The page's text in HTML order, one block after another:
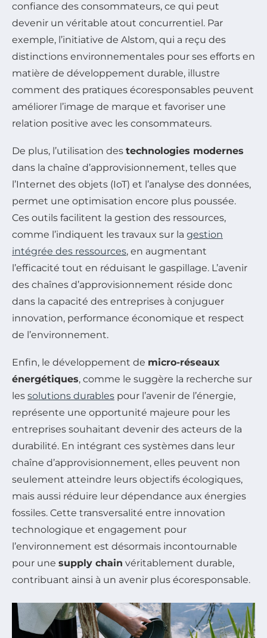
confiance des consommateurs, ce qui peut
devenir un véritable atout concurrentiel. Par
exemple, l’initiative de Alstom, qui a reçu des
distinctions environnementales pour ses efforts en
matière de développement durable, illustre
comment des pratiques écoresponsables peuvent
améliorer l’image de marque et favoriser une
relation positive avec les consommateurs.
De plus, l’utilisation des technologies modernes
dans la chaîne d’approvisionnement, telles que
l’Internet des objets (IoT) et l’analyse des données,
permet une optimisation encore plus poussée.
Ces outils facilitent la gestion des ressources,
comme l’indiquent les travaux sur la gestion
intégrée des ressources, en augmentant
l’efficacité tout en réduisant le gaspillage. L’avenir
des chaînes d’approvisionnement réside donc
dans la capacité des entreprises à conjuguer
innovation, performance économique et respect
de l’environnement.
Enfin, le développement de micro-réseaux
énergétiques, comme le suggère la recherche sur
les solutions durables pour l’avenir de l’énergie,
représente une opportunité majeure pour les
entreprises souhaitant devenir des acteurs de la
durabilité. En intégrant ces systèmes dans leur
chaîne d’approvisionnement, elles peuvent non
seulement atteindre leurs objectifs écologiques,
mais aussi réduire leur dépendance aux énergies
fossiles. Cette transversalité entre innovation
technologique et engagement pour
l’environnement est désormais incontournable
pour une supply chain véritablement durable,
contribuant ainsi à un avenir plus écoresponsable.